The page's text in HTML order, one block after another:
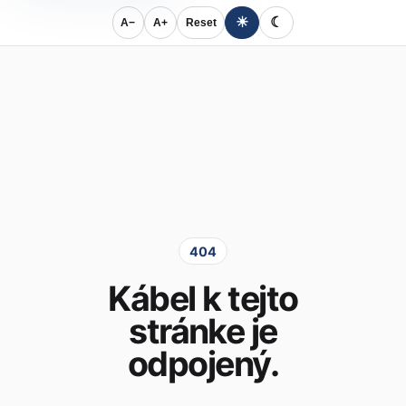
A− A+ Reset ☀ ☾
404
Kábel k tejto
stránke je
odpojený.